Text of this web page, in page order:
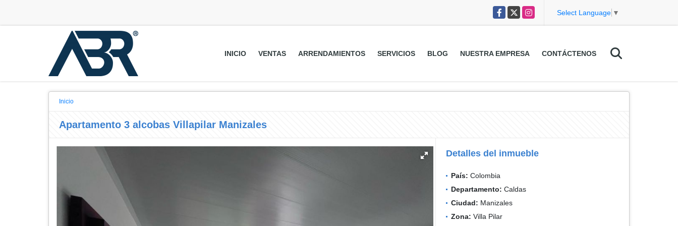
Facebook
X Instagram Select Language ▼
INICIO VENTAS ARRENDAMIENTOS SERVICIOS BLOG NUESTRA EMPRESA CONTÁCTENOS
Inicio
Apartamento 3 alcobas Villapilar Manizales
Detalles del inmueble
País: Colombia
Departamento: Caldas
Ciudad: Manizales
Zona: Villa Pilar